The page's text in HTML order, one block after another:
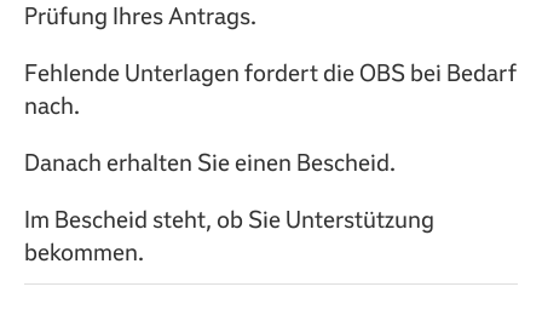
Prüfung Ihres Antrags.
Fehlende Unterlagen fordert die OBS bei Bedarf
nach.
Danach erhalten Sie einen Bescheid.
Im Bescheid steht, ob Sie Unterstützung
bekommen.